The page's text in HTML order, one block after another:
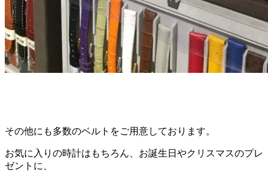
その他にも多数のベルトをご用意しております。
お気に入りの時計はもちろん、お誕生日やクリスマスのプレ
ゼントに、